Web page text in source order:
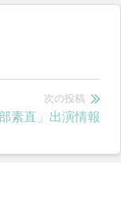
次の投稿
投
部素直」出演情報